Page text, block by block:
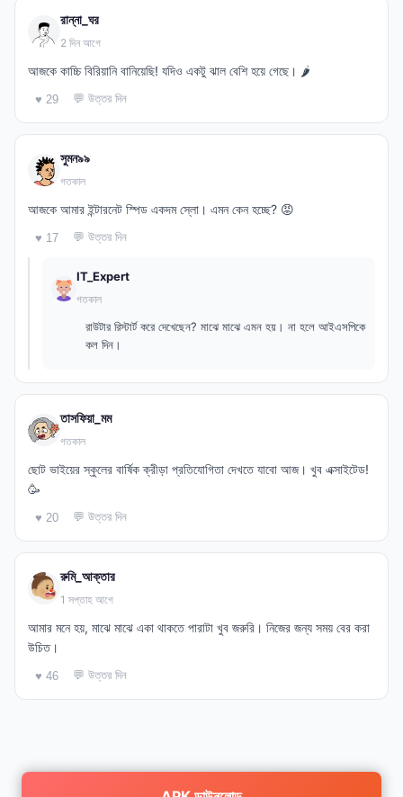
রান্না_ঘর
2 দিন আগে
আজকে কাচ্চি বিরিয়ানি বানিয়েছি! যদিও একটু ঝাল বেশি হয়ে গেছে। 🌶️
♥ 29 💬 উত্তর দিন
সুমন৯৯
গতকাল
আজকে আমার ইন্টারনেট স্পিড একদম স্লো। এমন কেন হচ্ছে? 😡
♥ 17 💬 উত্তর দিন
IT_Expert
গতকাল
রাউটার রিস্টার্ট করে দেখেছেন? মাঝে মাঝে এমন হয়। না হলে আইএসপিকে
কল দিন।
তাসফিয়া_মম
গতকাল
ছোট ভাইয়ের স্কুলের বার্ষিক ক্রীড়া প্রতিযোগিতা দেখতে যাবো আজ। খুব এক্সাইটেড!
🥳
♥ 20 💬 উত্তর দিন
রুমি_আক্তার
1 সপ্তাহ আগে
আমার মনে হয়, মাঝে মাঝে একা থাকতে পারাটা খুব জরুরি। নিজের জন্য সময় বের করা
উচিত।
♥ 46 💬 উত্তর দিন